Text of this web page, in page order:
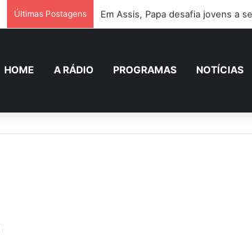
Últimas Postagens Em Assis, Papa desafia jovens a
HOME A RÁDIO PROGRAMAS NOTÍCIAS